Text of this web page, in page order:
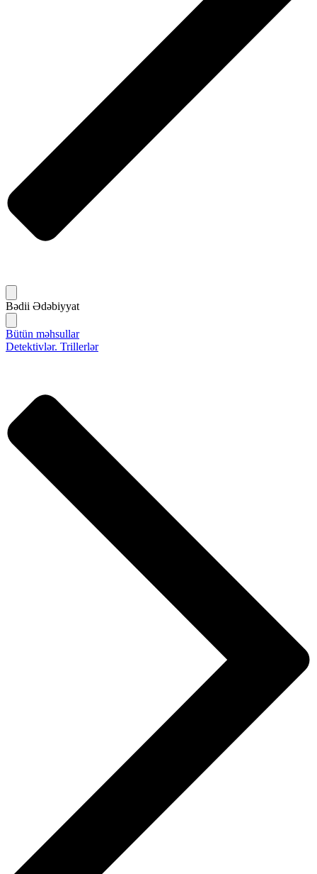
Bədii Ədəbiyyat
Bütün məhsullar
Detektivlər. Trillerlər